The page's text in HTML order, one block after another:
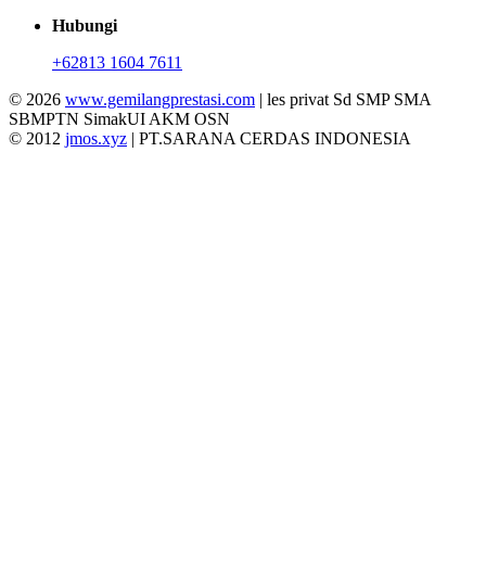
Hubungi
+62813 1604 7611
© 2026 www.gemilangprestasi.com | les privat Sd SMP SMA
SBMPTN SimakUI AKM OSN
© 2012 jmos.xyz | PT.SARANA CERDAS INDONESIA